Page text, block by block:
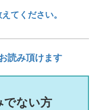
てください。
読み頂けます
でない方